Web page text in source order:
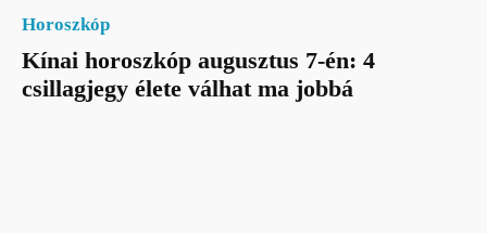
Horoszkóp
Kínai horoszkóp augusztus 7-én: 4
csillagjegy élete válhat ma jobbá